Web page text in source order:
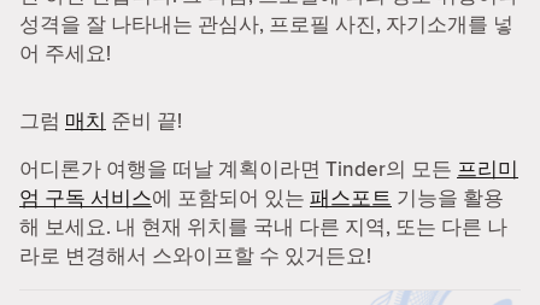
성격을 잘 나타내는 관심사, 프로필 사진, 자기소개를 넣
어 주세요!
그럼 매치 준비 끝!
어디론가 여행을 떠날 계획이라면 Tinder의 모든 프리미
엄 구독 서비스에 포함되어 있는 패스포트 기능을 활용
해 보세요. 내 현재 위치를 국내 다른 지역, 또는 다른 나
라로 변경해서 스와이프할 수 있거든요!